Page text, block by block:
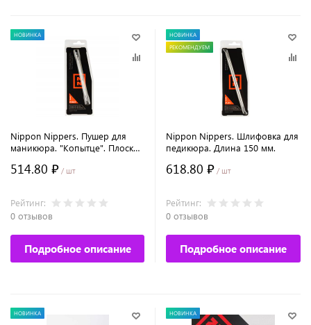
НОВИНКА
Nippon Nippers. Пушер для
маникюра. "Копытце". Плоская
514.80 ₽ / шт
Рейтинг:
0 отзывов
Подробное описание
НОВИНКА
РЕКОМЕНДУЕМ
Nippon Nippers. Шлифовка для
педикюра. Длина 150 мм.
618.80 ₽ / шт
Рейтинг:
0 отзывов
Подробное описание
НОВИНКА НОВИНКА